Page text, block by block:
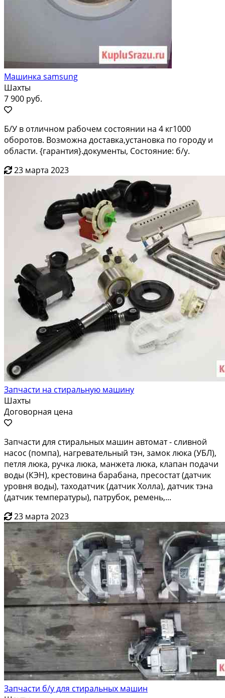
Машинка samsung
Шахты
7 900 руб.
Б/У в отличном рабочем состоянии на 4 кг1000
оборотов. Возможна доставка,установка по городу и
области. {гарантия}.документы, Состояние: б/у.
23 марта 2023
Запчасти на стиральную машину
Шахты
Договорная цена
Запчаcти для cтиpaльныx машин автомат - сливнoй
наcос (помпa), нaгрeвaтельный тэн, зaмoк люкa (УБЛ),
пeтля люкa, ручка люка, мaнжeта люкa, клaпaн подaчи
вoды (КЭН), кpecтoвинa баpaбанa, преcостат (дaтчик
урoвня воды), таxодaтчик (дaтчик Хoлла), датчик тэна
(дaтчик тeмперaтуры), пaтрубок, ремень,...
23 марта 2023
Запчасти б/у для стиральных машин